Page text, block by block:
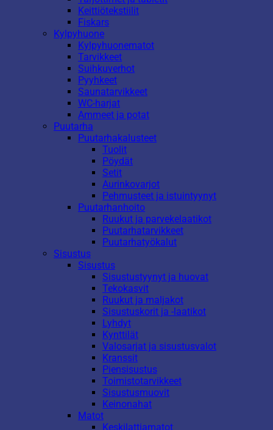
Keittiötekstiilit
Fiskars
Kylpyhuone
Kylpyhuonematot
Tarvikkeet
Suihkuverhot
Pyyhkeet
Saunatarvikkeet
WC-harjat
Ammeet ja potat
Puutarha
Puutarhakalusteet
Tuolit
Pöydät
Setit
Aurinkovarjot
Pehmusteet ja istuintyynyt
Puutarhanhoito
Ruukut ja parvekelaatikot
Puutarhatarvikkeet
Puutarhatyökalut
Sisustus
Sisustus
Sisustustyynyt ja huovat
Tekokasvit
Ruukut ja maljakot
Sisustuskorit ja -laatikot
Lyhdyt
Kynttilät
Valosarjat ja sisustusvalot
Kranssit
Piensisustus
Toimistotarvikkeet
Sisustusmuovit
Keinonahat
Matot
Keskilattiamatot